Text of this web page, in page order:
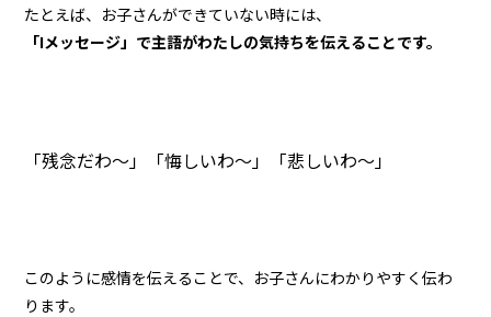
たとえば、お子さんができていない時には、
「Iメッセージ」で主語がわたしの気持ちを伝えることです。
「残念だわ〜」「悔しいわ〜」「悲しいわ〜」
このように感情を伝えることで、お子さんにわかりやすく伝わ
ります。